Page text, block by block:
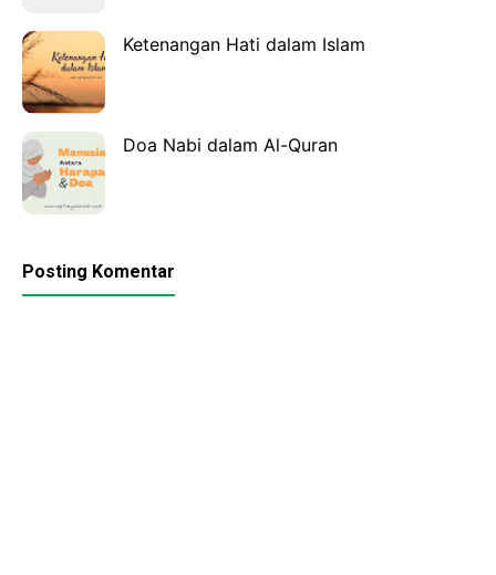
Ketenangan Hati dalam Islam
Doa Nabi dalam Al-Quran
Posting Komentar